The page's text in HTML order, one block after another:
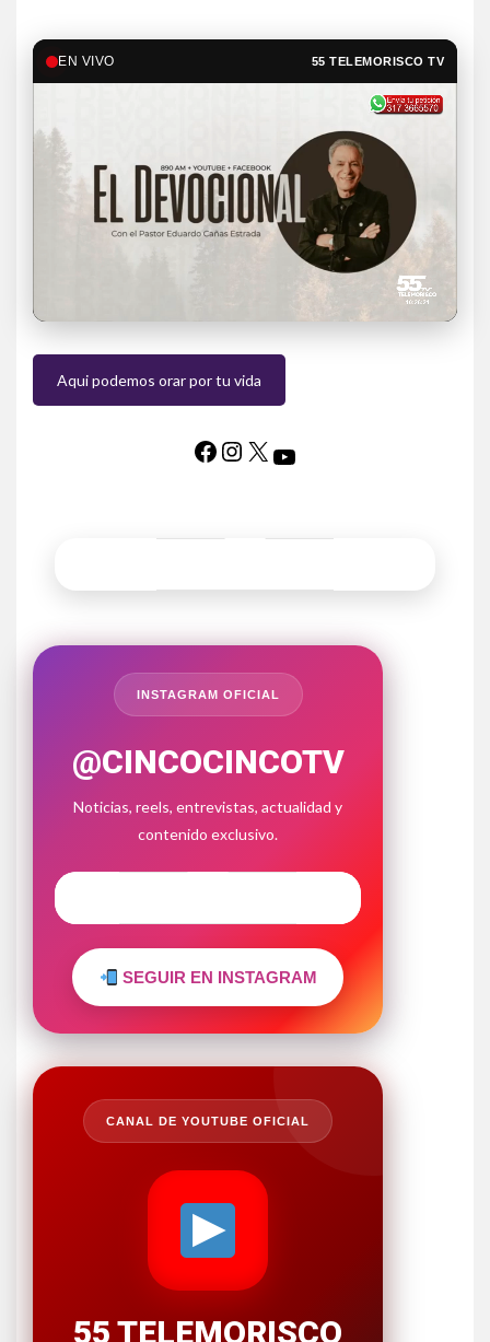
EN VIVO 55 TELEMORISCO TV
Aqui podemos orar por tu vida
INSTAGRAM OFICIAL
@CINCOCINCOTV
Noticias, reels, entrevistas, actualidad y
contenido exclusivo.
SEGUIR EN INSTAGRAM
CANAL DE YOUTUBE OFICIAL
55 TELEMORISCO